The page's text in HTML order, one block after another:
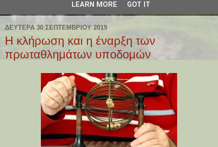
ΔΕΥΤΈΡΑ 30 ΣΕΠΤΕΜΒΡΊΟΥ 2019
Η κλήρωση και η έναρξη των
πρωταθλημάτων υποδομών
LEARN MORE GOT IT